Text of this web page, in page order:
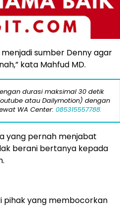
menjadi sumber Denny agar
kata Mahfud MD.
durasi maksimal 30 detik
atau Dailymotion) dengan
WA Center: 085315557788.
yang pernah menjabat
berani bertanya kepada
pihak yang membocorkan